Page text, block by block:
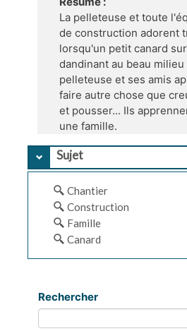
La pelleteuse et toute
de construction adorent
lorsqu'un petit canard
dandinant au beau
pelleteuse et ses amis
faire autre chose que
et pousser... Ils
une famille.
Sujet
Chantier
Construction
Famille
Canard
Rechercher